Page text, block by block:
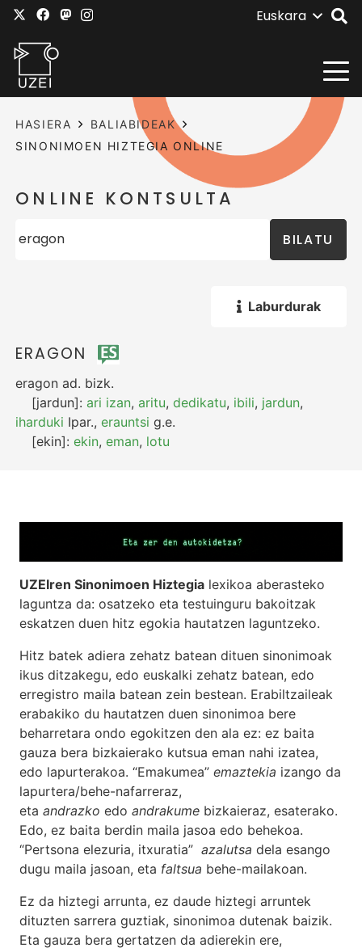
Euskara
HASIERA
BALIABIDEAK
SINONIMOEN HIZTEGIA ONLINE
ONLINE KONTSULTA
BILATU
Laburdurak
ERAGON
eragon ad. bizk.
[jardun]:ari izan,aritu,dedikatu, ibili, jardun,
iharduki Ipar.,erauntsi g.e.
[ekin]:ekin,eman, lotu
UZEIren Sinonimoen Hiztegia lexikoa aberasteko
laguntza da: osatzeko eta testuinguru bakoitzak
eskatzen duen hitz egokia hautatzen laguntzeko.
Hitz batek adiera zehatz batean dituen sinonimoak
ikus ditzakegu, edo euskalki zehatz batean, edo
erregistro maila batean zein bestean. Erabiltzaileak
erabakiko du hautatzen duen sinonimoa bere
beharretara ondo egokitzen den ala ez: ez baita
gauza bera bizkaierako kutsua eman nahi izatea,
edo lapurterakoa. “Emakumea” emaztekia izango da
lapurtera/behe-nafarreraz,
eta andrazko edo andrakume bizkaieraz, esaterako.
Edo, ez baita berdin maila jasoa edo behekoa.
“Pertsona elezuria, itxuratia” azalutsa dela esango
dugu maila jasoan, eta faltsua behe-mailakoan.
Ez da hiztegi arrunta, ez daude hiztegi arruntek
dituzten sarrera guztiak, sinonimoa dutenak baizik.
Eta gauza bera gertatzen da adierekin ere,